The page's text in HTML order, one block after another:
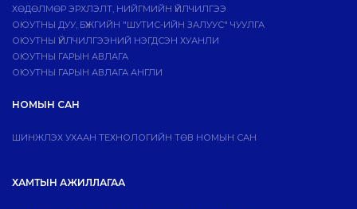
ХӨДӨЛМӨР ЭРХЛЭЛТ, НИЙГМИЙН ҮЙЛЧИЛГЭЭ
ОЮУТНЫ ДУУ, БҮЖГИЙН "ШУТИС-ИЙН ЗАЛУУС" ЧУУЛГА
ОЮУТНЫ ҮЙЛЧИЛГЭЭНИЙ НЭГДСЭН ХУАНЛИ
ОЮУТНЫ ГАРЫН АВЛАГА
ОЮУТНЫ ГАРЫН АВЛАГА АНГЛИ
НОМЫН САН
ШИНЖЛЭХ УХААН ТЕХНОЛОГИЙН ТӨВ НОМЫН САН
ХАМТЫН АЖИЛЛАГАА